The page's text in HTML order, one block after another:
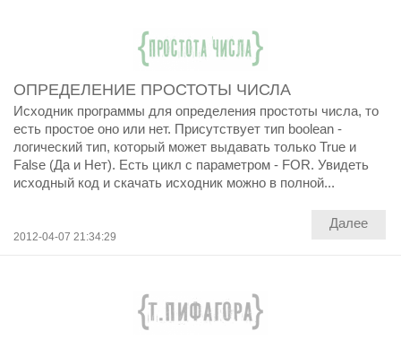
ОПРЕДЕЛЕНИЕ ПРОСТОТЫ ЧИСЛА
Исходник программы для определения простоты числа, то
есть простое оно или нет. Присутствует тип boolean -
логический тип, который может выдавать только True и
False (Да и Нет). Есть цикл с параметром - FOR. Увидеть
исходный код и скачать исходник можно в полной...
2012-04-07 21:34:29
Далее